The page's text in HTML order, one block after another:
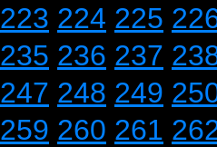
223 224 225
235 236 237
247 248 249
259 260 261